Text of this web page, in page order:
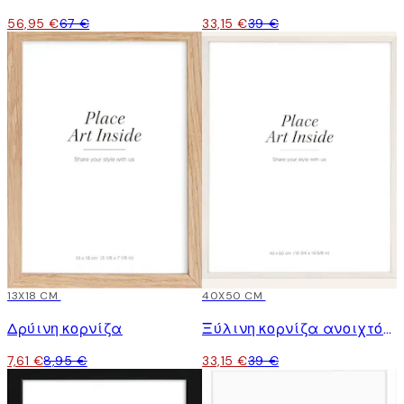
56,95 €67 € 33,15 €39 €
15%*
13X18 CM
Δρύινη κορνίζα
7,61 €8,95 €
15%*
40X50 CM
Ξύλινη κορνίζα ανοιχτόχρωμη
33,15 €39 €